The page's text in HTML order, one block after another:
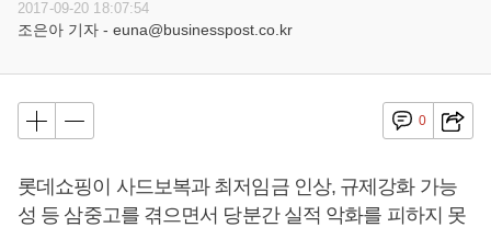
2017-09-20 18:07:54
조은아 기자 - euna@businesspost.co.kr
0
롯데쇼핑이 사드보복과 최저임금 인상, 규제강화 가능
성 등 삼중고를 겪으면서 당분간 실적 악화를 피하지 못